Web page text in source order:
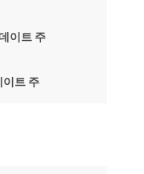
이트 주
이트 주